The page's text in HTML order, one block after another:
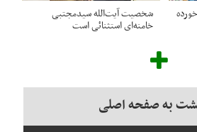
شخصیت آیت‌الله سیدمجتبی
خامنه‌ای استثنائی است
به صفحه اصلی